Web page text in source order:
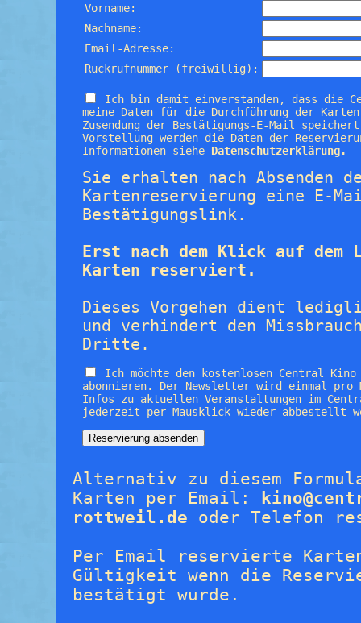
Vorname:
Nachname:
Email-Adresse:
Rückrufnummer (freiwillig):
Ich bin damit einverstanden, dass die
meine Daten für die Durchführung der
Zusendung der Bestätigungs-E-Mail
Vorstellung werden die Daten der
Informationen siehe Datenschutzerklärung.
Sie erhalten nach Absenden
Kartenreservierung eine E-
Bestätigungslink.
Erst nach dem Klick auf
Karten reserviert.
Dieses Vorgehen dient
und verhindert den
Dritte.
Ich möchte den kostenlosen Central
abonnieren. Der Newsletter wird einmal pro
Infos zu aktuellen Veranstaltungen im
jederzeit per Mausklick wieder abbestellt
Alternativ zu diesem
Karten per Email:
rottweil.de oder Telefon
Per Email reservierte
Gültigkeit wenn die
bestätigt wurde.